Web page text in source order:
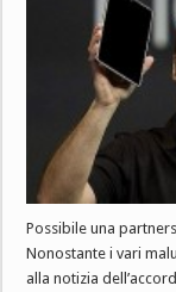
Possibile una
Nonostante i vari
alla notizia